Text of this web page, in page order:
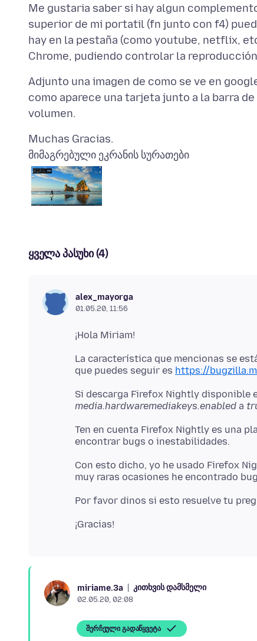
Me gustaria saber si hay algun
superior de mi portatil (fn junto con f4)
hay en la pestaña (como youtube, netflix,
Adjunto una imagen de como se ve en
como aparece una tarjeta junto a la barra
მიმაგრებული ეკრანის სურათები
ყველა პასუხი (4)
alex_mayorga
01.05.20, 11:56
La característica que mencionas se
que puedes seguir es https://
Si descarga Firefox Nightly disponible
media.hardwaremediakeys.enabled a
Ten en cuenta Firefox Nightly es una
Con esto dicho, yo he usado Firefox
miriame.3a კითხვის დამსმელი
02.05.20, 02:08
შერჩეული გადაწყვეტა